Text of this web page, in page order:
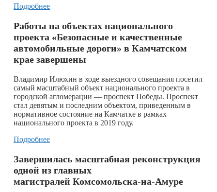
Подробнее
Работы на объектах национального
проекта «Безопасные и качественные
автомобильные дороги» в Камчатском
крае завершены
Владимир Илюхин в ходе выездного совещания посетил
самый масштабный объект национального проекта в
городской агломерации — проспект Победы. Проспект
стал девятым и последним объектом, приведенным в
нормативное состояние на Камчатке в рамках
национального проекта в 2019 году.
Подробнее
Завершилась масштабная реконструкция
одной из главных
магистралей Комсомольска-на-Амуре